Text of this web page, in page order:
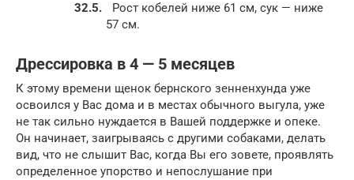
Рост кобелей ниже 61 см, сук — ниже
57 см.
Дрессировка в 4 — 5 месяцев
К этому времени щенок бернского зенненхунда уже
освоился у Вас дома и в местах обычного выгула, уже
не так сильно нуждается в Вашей поддержке и опеке.
Он начинает, заигрываясь с другими собаками, делать
вид, что не слышит Вас, когда Вы его зовете, проявлять
определенное упорство и непослушание при